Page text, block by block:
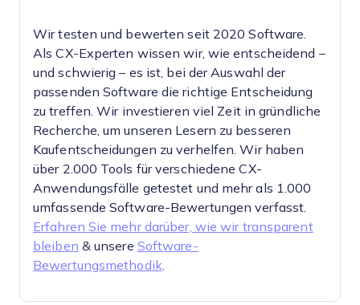
Wir testen und bewerten seit 2020 Software.
Als CX-Experten wissen wir, wie entscheidend –
und schwierig – es ist, bei der Auswahl der
passenden Software die richtige Entscheidung
zu treffen. Wir investieren viel Zeit in gründliche
Recherche, um unseren Lesern zu besseren
Kaufentscheidungen zu verhelfen. Wir haben
über 2.000 Tools für verschiedene CX-
Anwendungsfälle getestet und mehr als 1.000
umfassende Software-Bewertungen verfasst.
Erfahren Sie mehr darüber, wie wir transparent
bleiben & unsere Software-
Bewertungsmethodik